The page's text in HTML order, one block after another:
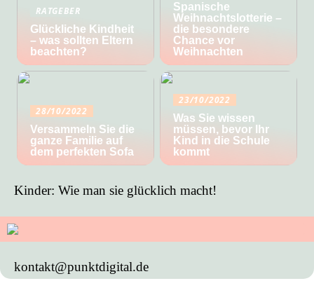
RATGEBER
Glückliche Kindheit
– was sollten Eltern
beachten?
Spanische
Weihnachtslotterie –
die besondere
Chance vor
Weihnachten
28/10/2022
Versammeln Sie die
ganze Familie auf
dem perfekten Sofa
23/10/2022
Was Sie wissen
müssen, bevor Ihr
Kind in die Schule
kommt
Kinder: Wie man sie glücklich macht!
kontakt@punktdigital.de